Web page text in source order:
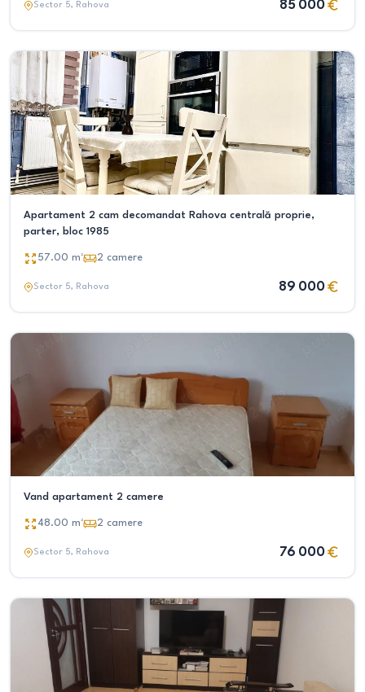
Sector 5, Rahova 85 000
Apartament 2 cam decomandat Rahova centrală proprie,
parter, bloc 1985
57.00 m² 2 camere
Sector 5, Rahova 89 000
Vand apartament 2 camere
48.00 m² 2 camere
Sector 5, Rahova 76 000